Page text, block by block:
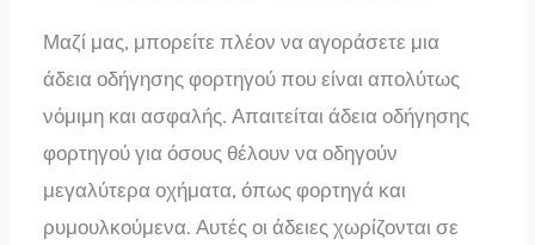
Μαζί μας, μπορείτε πλέον να αγοράσετε μια
άδεια οδήγησης φορτηγού που είναι απολύτως
νόμιμη και ασφαλής. Απαιτείται άδεια οδήγησης
φορτηγού για όσους θέλουν να οδηγούν
μεγαλύτερα οχήματα, όπως φορτηγά και
ρυμουλκούμενα. Αυτές οι άδειες χωρίζονται σε